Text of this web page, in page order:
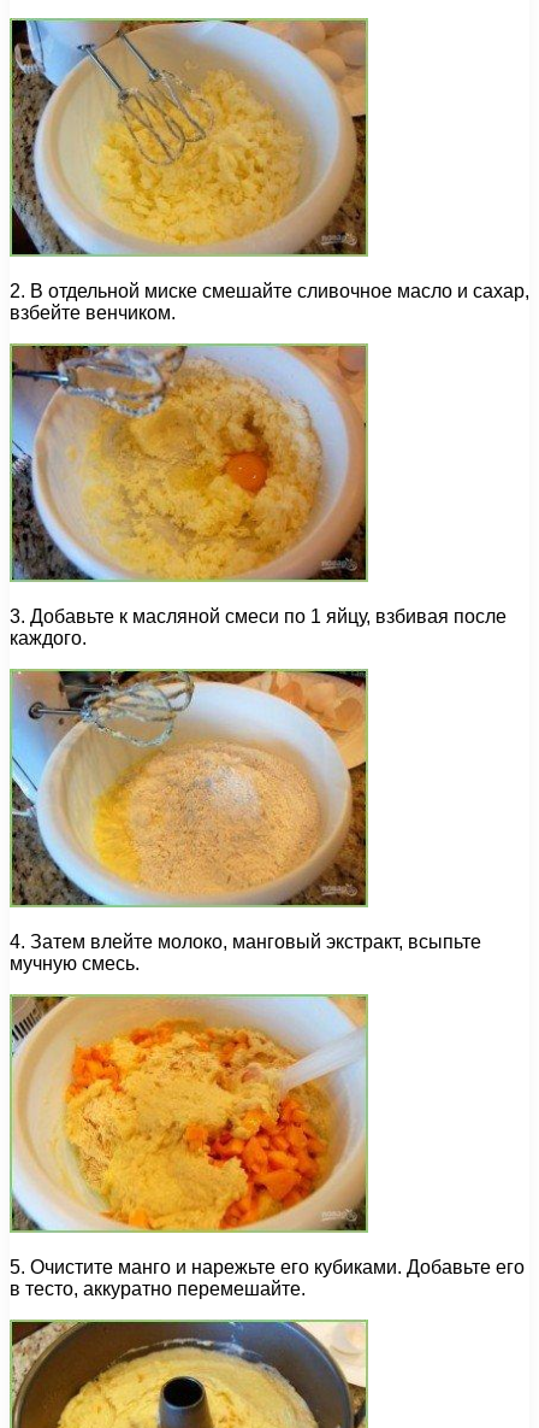
2. В отдельной миске смешайте сливочное масло и сахар,
взбейте венчиком.
3. Добавьте к масляной смеси по 1 яйцу, взбивая после
каждого.
4. Затем влейте молоко, манговый экстракт, всыпьте
мучную смесь.
5. Очистите манго и нарежьте его кубиками. Добавьте его
в тесто, аккуратно перемешайте.